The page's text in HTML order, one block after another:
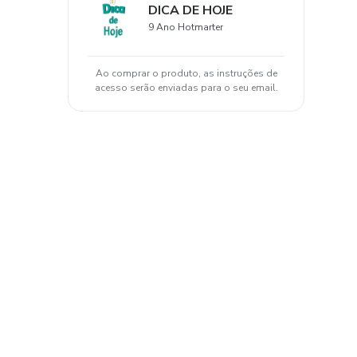
DICA DE HOJE
9 Ano Hotmarter
Ao comprar o produto, as instruções de
acesso serão enviadas para o seu email.